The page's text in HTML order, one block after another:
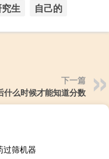
生 自己的
下一篇
什么时候才能知道分数
过筛机器